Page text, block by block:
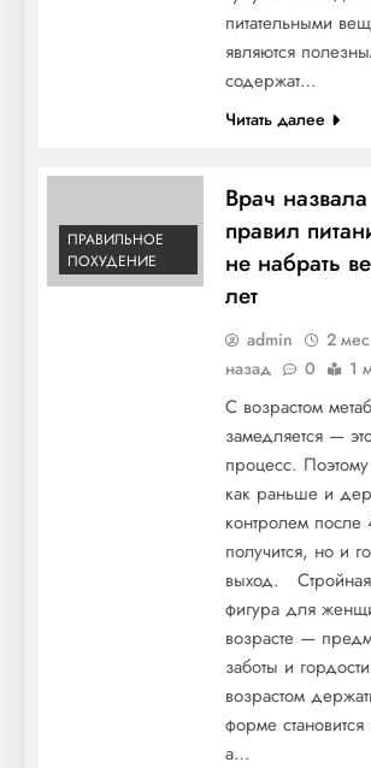
питательными
являются
содержат…
Читать далее
ПРАВИЛЬНОЕ
ПОХУДЕНИЕ
Врач назвала
правил
не набрать
лет
admin
2
назад
0 1
С возрастом
замедляется —
процесс. Поэтому
как раньше и
контролем
получится, но и
выход.
фигура для
возрасте —
заботы и
возрастом
форме
а…